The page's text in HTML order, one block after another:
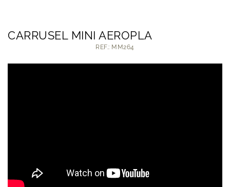
CARRUSEL MINI AEROPLA
REF.: MM264